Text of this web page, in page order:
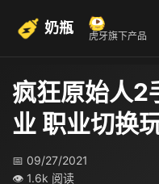
奶瓶 虎牙旗下产品
疯狂原始人2
业 职业切换
📅 09/27/2021
👁 1.6k 阅读